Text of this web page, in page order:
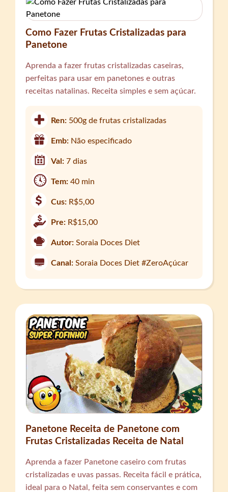
Como Fazer Frutas Cristalizadas para
Panetone
Aprenda a fazer frutas cristalizadas caseiras,
perfeitas para usar em panetones e outras
receitas natalinas. Receita simples e sem açúcar.
Ren: 500g de frutas cristalizadas
Emb: Não especificado
Val:7 dias
Tem:40 min
Cus: R$5,00
Pre: R$15,00
Autor: Soraia Doces Diet
Canal: Soraia Doces Diet #ZeroAçúcar
Panetone Receita de Panetone com
Frutas Cristalizadas Receita de Natal
Aprenda a fazer Panetone caseiro com frutas
cristalizadas e uvas passas. Receita fácil e prática,
ideal para o Natal, feita sem conservantes e com